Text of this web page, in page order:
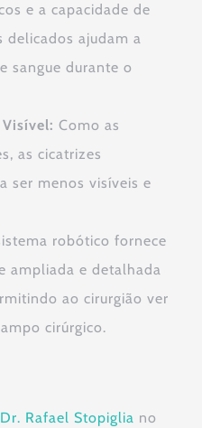
e a capacidade de
delicados ajudam a
sangue durante o
Como as
as cicatrizes
ser menos visíveis e
robótico fornece
ampliada e detalhada
ao cirurgião ver
cirúrgico.
Dr. Rafael Stopiglia no